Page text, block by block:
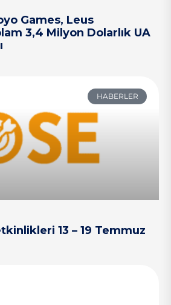
Games, Leus
3,4 Milyon Dolarlık UA
HABERLER
13 – 19 Temmuz